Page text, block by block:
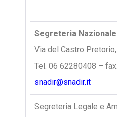
Segreteria Nazionale
Via del Castro
Tel. 06 62280408 –
snadir@snadir.it
Segreteria Legale e